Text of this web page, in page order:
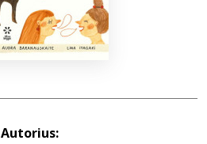
info@elvislab.lt
Autorius: